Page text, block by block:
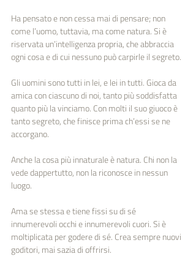
Ha pensato e non cessa mai di pensare; non
come l’uomo, tuttavia, ma come natura. Si è
riservata un’intelligenza propria, che abbraccia
ogni cosa e di cui nessuno può carpirle il segreto.
Gli uomini sono tutti in lei, e lei in tutti. Gioca da
amica con ciascuno di noi, tanto più soddisfatta
quanto più la vinciamo. Con molti il suo giuoco è
tanto segreto, che finisce prima ch’essi se ne
accorgano.
Anche la cosa più innaturale è natura. Chi non la
vede dappertutto, non la riconosce in nessun
luogo.
Ama se stessa e tiene fissi su di sé
innumerevoli occhi e innumerevoli cuori. Si è
moltiplicata per godere di sé. Crea sempre nuovi
goditori, mai sazia di offrirsi.